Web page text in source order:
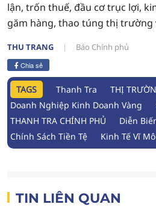
lận, trốn thuế, đầu cơ trục lợi,
găm hàng, thao túng thị trường
THU TRANG Báo Chính phủ
Chia sẻ
TAGS Thanh Tra
THỊ
Doanh Nghiệp Kinh Doanh Vàng
THANH TRA CHÍNH PHỦ
Diễn
Chính Sách Tiền Tệ
Kinh Tế Vĩ Mô
TIN LIÊN QUAN